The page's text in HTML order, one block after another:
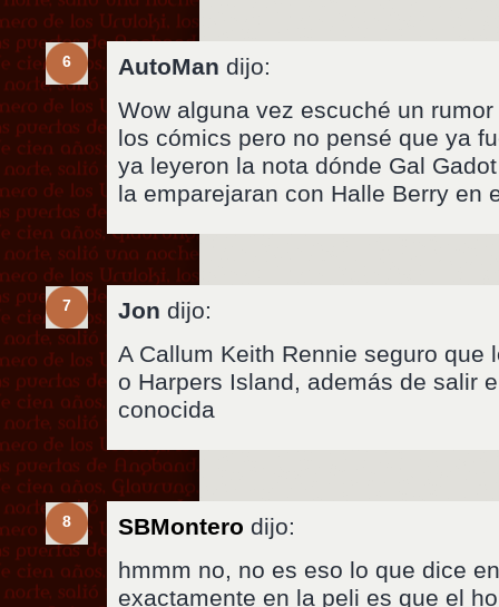
6 AutoMan dijo:
Wow alguna vez escuché un
los cómics pero no pensé que ya
ya leyeron la nota dónde Gal
la emparejaran con Halle Berry en
7 Jon dijo:
A Callum Keith Rennie seguro que
o Harpers Island, además de salir
conocida
8 SBMontero dijo:
hmmm no, no es eso lo que dice
exactamente en la peli es que el